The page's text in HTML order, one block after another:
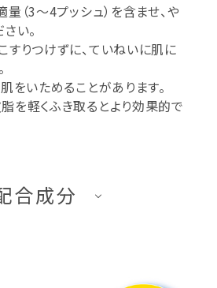
量（3～4プッシュ）を含ませ、や
い。
すりつけずに、ていねいに肌に
をいためることがあります。
を軽くふき取るとより効果的で
合成分